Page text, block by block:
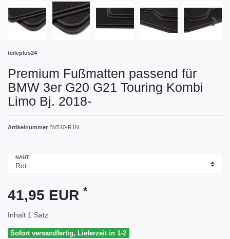
teileplus24
Premium Fußmatten passend für
BMW 3er G20 G21 Touring Kombi
Limo Bj. 2018-
Artikelnummer BV510-R1N
NAHT
41,95 EUR *
Inhalt 1 Satz
Sofort versandfertig, Lieferzeit in 1-2